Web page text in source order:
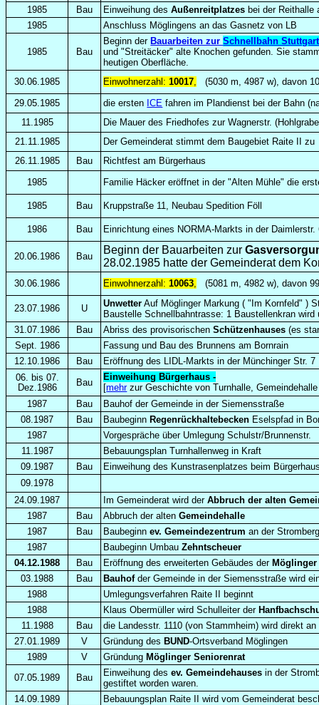
1985
Bau Einweihung desAußenreitplatzes bei der Reithalle
1985
Anschluss Möglingens an das Gasnetz von LB
1985 Bau
Beginn der Bauarbeiten zurSchnellbahn
und "Streitäcker" alte Knochen gefunden. Sie
heutigen Oberfläche.
30.06.1985
Einwohnerzahl:10017, (5030 m, 4987 w), davon
29.05.1985
die ersten ICE fahren im Plandienst bei der Bahn
11.1985
Die Mauer des Friedhofes zur Wagnerstr.
21.11.1985
Der Gemeinderat stimmt dem Baugebiet Raite II zu
26.11.1985
Bau
Richtfest am Bürgerhaus
1985
Familie Häcker eröffnet in der "Alten Mühle" die
1985 Bau Kruppstraße 11, Neubau Spedition Föll
1986 Bau Einrichtung eines NORMA-Markts in der Daimlerstr.
20.06.1986 Bau
Beginn der Bauarbeiten zur
28.02.1985 hatte der Gemeinderat dem
30.06.1986 Einwohnerzahl:10063, (5081 m, 4982 w), davon
23.07.1986 U Unwetter Auf Möglinger Markung ( "Im Kornfeld" )
Baustelle Schnellbahntrasse: 1 Baustellenkran
31.07.1986
Bau Abriss des provisorischenSchützenhauses (es
Sept. 1986
Fassung und Bau des Brunnens am Bornrain
12.10.1986
Bau
Eröffnung des LIDL-Markts in der Münchinger Str. 7
06. bis 07.
Dez.1986
Bau
Einweihung Bürgerhaus -
[mehrzur Geschichte von Turnhalle,
1987
Bau
Bauhof der Gemeinde in der Siemensstraße
08.1987
Bau Baubeginn Regenrückhaltebecken Eselspfad in
1987
Vorgespräche über Umlegung Schulstr/Brunnenstr.
11.1987
Bebauungsplan Turnhallenweg in Kraft
09.1987
Bau
Einweihung des Kunstrasenplatzes beim
09.1978
24.09.1987
Im Gemeinderat wird derAbbruch der alten
1987
Bau Abbruch der altenGemeindehalle
1987
Bau Baubeginnev. Gemeindezentruman der
1987
Baubeginn UmbauZehntscheuer
04.12.1988
Bau Eröffnung des erweiterten Gebäudes der
03.1988
Bau Bauhofder Gemeinde in der Siemensstraße wird
1988
Umlegungsverfahren Raite II beginnt
1988
Klaus Obermüller wird Schulleiter der
11.1988
Bau
die Landesstr. 1110 (von Stammheim) wird direkt
27.01.1989
V Gründung des BUND-Ortsverband Möglingen
1989
V Gründung Möglinger Seniorenrat
07.05.1989
Bau Einweihung desev. Gemeindehauses in der
gestiftet worden waren.
14.09.1989
Bebauungsplan Raite II wird vom Gemeinderat